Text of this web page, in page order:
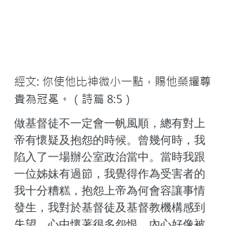
經文: 你使他比神微小一點，賜他榮耀尊
貴為冠冕。（詩篇 8:5）
做基督徒不一定會一帆風順，總有對上
帝有懷疑及抱怨的時候。曾幾何時，我
陷入了一場辦公室政治當中。當時我跟
一位姊妹有過節，我覺得作為受害者的
我十分糟糕，抱怨上帝為何會容讓事情
發生，我對於基督徒及基督教機構感到